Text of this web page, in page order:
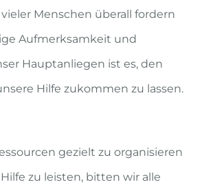
Menschen überall fordern
Aufmerksamkeit und
Hauptanliegen ist es, den
Hilfe zukommen zu lassen.
gezielt zu organisieren
zu leisten, bitten wir alle